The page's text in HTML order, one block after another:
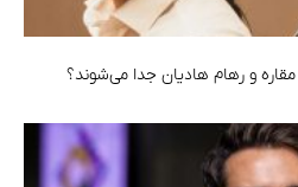
مقاره و رهام هادیان جدا می‌شوند؟